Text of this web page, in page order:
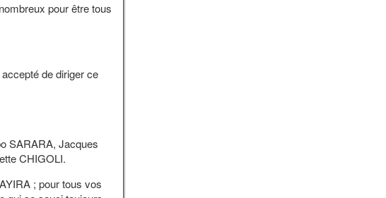
pour être tous
de diriger ce
SARARA, Jacques
CHIGOLI.
; pour tous vos